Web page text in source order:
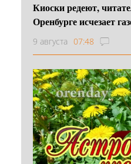
Киоски редеют,
Оренбурге исчезает
9 августа 07:48